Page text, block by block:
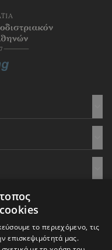
το περιεχόμενο, τις
επισκεψιμότητά μας.